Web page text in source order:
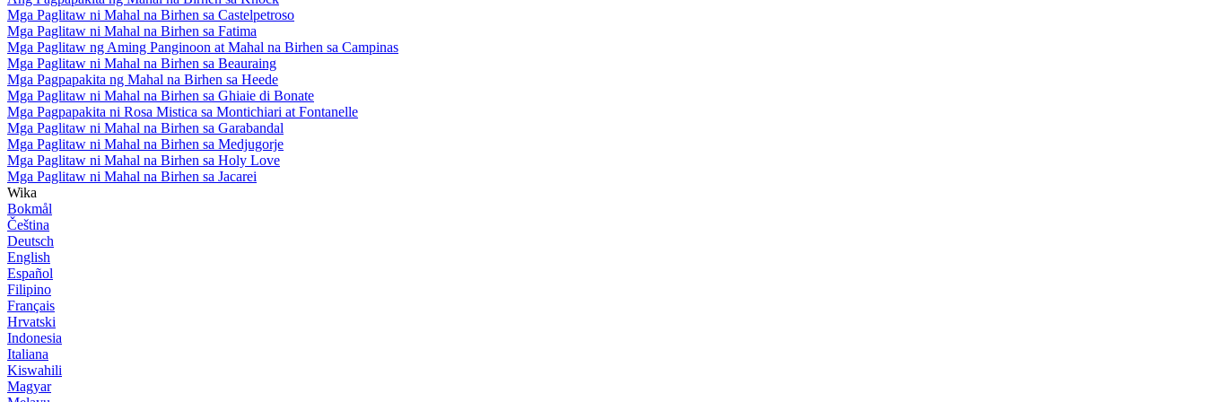
Mga Paglitaw ni Mahal na Birhen sa Castelpetroso
Mga Paglitaw ni Mahal na Birhen sa Fatima
Mga Paglitaw ng Aming Panginoon at Mahal na Birhen sa Campinas
Mga Paglitaw ni Mahal na Birhen sa Beauraing
Mga Pagpapakita ng Mahal na Birhen sa Heede
Mga Paglitaw ni Mahal na Birhen sa Ghiaie di Bonate
Mga Pagpapakita ni Rosa Mistica sa Montichiari at Fontanelle
Mga Paglitaw ni Mahal na Birhen sa Garabandal
Mga Paglitaw ni Mahal na Birhen sa Medjugorje
Mga Paglitaw ni Mahal na Birhen sa Holy Love
Mga Paglitaw ni Mahal na Birhen sa Jacarei
Wika
Bokmål
Čeština
Deutsch
English
Español
Filipino
Français
Hrvatski
Indonesia
Italiana
Kiswahili
Magyar